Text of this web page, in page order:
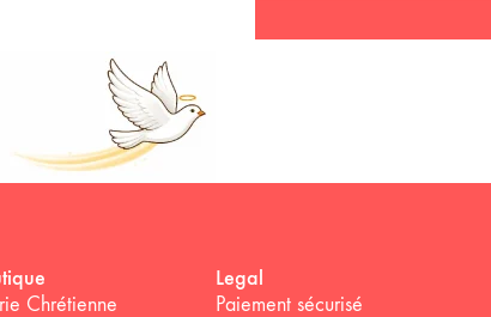
Chrétienne
Legal
Paiement sécurisé